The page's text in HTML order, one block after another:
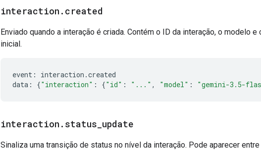
interaction . created
Enviado quando a interação é criada. Contém o ID da interação, o modelo e
inicial.
event : interaction .created
data : {"interaction" : {"id" : "..." , "model" : "gemini-3.5-
interaction . status update
Sinaliza uma transição de status no nível da interação. Pode aparecer